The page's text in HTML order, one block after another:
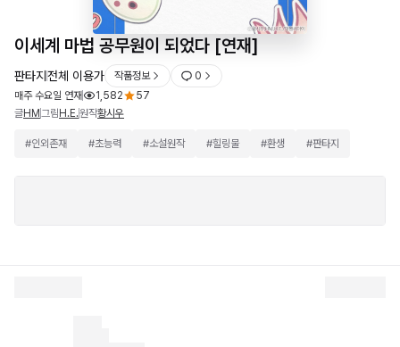
이세계 마법 공무원이 되었다 [연재]
판타지전체 이용가 작품정보
0
매주 수요일 연재
1,582
57
글HM 그림 H.E.원작황시우
#인외존재 #초능력 #소설원작 #힐링물 #환생 #판타지